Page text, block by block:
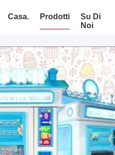
Casa. Prodotti
Su Di
Noi